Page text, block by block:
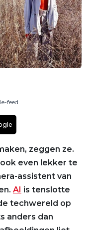
feed
zeggen ze.
even lekker te
assistent van
AI is tenslotte
techwereld op
anders dan